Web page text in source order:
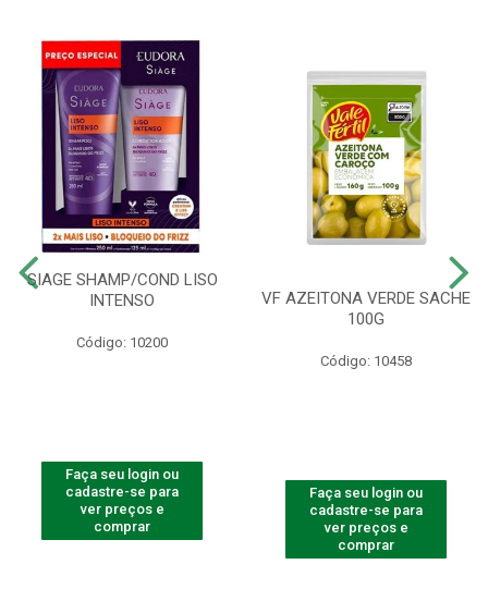
SIAGE SHAMP/COND LISO
INTENSO
Código: 10200
Faça seu login ou
cadastre-se para
ver preços e
comprar
VF AZEITONA VERDE SACHE
100G
Código: 10458
Faça seu login ou
cadastre-se para
ver preços e
comprar